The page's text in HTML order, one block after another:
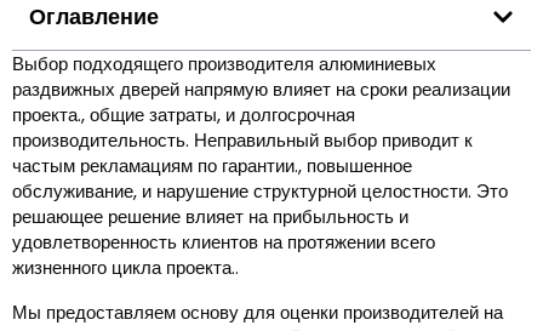
Оглавление
Выбор подходящего производителя алюминиевых
раздвижных дверей напрямую влияет на сроки реализации
проекта., общие затраты, и долгосрочная
производительность. Неправильный выбор приводит к
частым рекламациям по гарантии., повышенное
обслуживание, и нарушение структурной целостности. Это
решающее решение влияет на прибыльность и
удовлетворенность клиентов на протяжении всего
жизненного цикла проекта..
Мы предоставляем основу для оценки производителей на